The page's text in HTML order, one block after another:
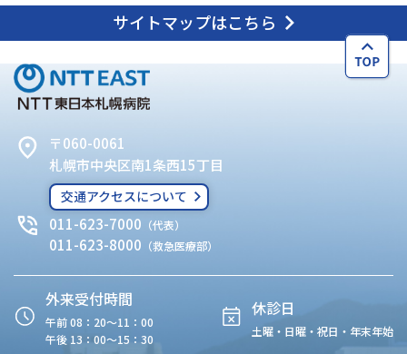
サイトマップはこちら
〒060-0061
札幌市中央区南1条西15丁目
交通アクセスについて
011-623-7000 （代表）
011-623-8000 （救急医療部）
外来受付時間
午前 08：20〜11：00
午後 13：00〜15：30
休診日
土曜・日曜・祝日・年末年始